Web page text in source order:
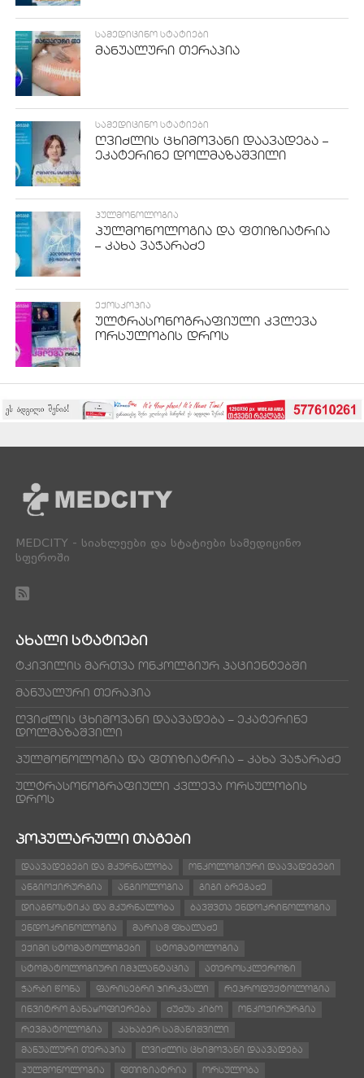
ᲡᲐᲛᲔᲓᲘᲪᲘᲜᲝ ᲡᲢᲐᲢᲘᲔᲑᲘ
მანუალური თერაპია
ᲡᲐᲛᲔᲓᲘᲪᲘᲜᲝ ᲡᲢᲐᲢᲘᲔᲑᲘ
ღვიძლის ცხიმოვანი დაავადება –
ეკატერინე დოლმაზაშვილი
ᲞᲣᲚᲛᲝᲜᲝᲚᲝᲒᲘᲐ
პულმონოლოგია და ფთიზიატრია
– კახა ვაჭარაძე
ᲔᲥᲝᲡᲙᲝᲞᲘᲐ
ულტრასონოგრაფიული კვლევა
ორსულობის დროს
MEDCITY - სიახლეები და სტატიები სამედიცინო
სფეროში
ᲐᲮᲐᲚᲘ ᲡᲢᲐᲢᲘᲔᲑᲘ
ტკივილის მართვა ონკოლგიურ პაციენტებში
მანუალური თერაპია
ღვიძლის ცხიმოვანი დაავადება – ეკატერინე
დოლმაზაშვილი
პულმონოლოგია და ფთიზიატრია – კახა ვაჭარაძე
ულტრასონოგრაფიული კვლევა ორსულობის
დროს
ᲞᲝᲞᲣᲚᲐᲠᲣᲚᲘ ᲗᲐᲒᲔᲑᲘ
ᲓᲐᲐᲕᲐᲓᲔᲑᲔᲑᲘ ᲓᲐ ᲛᲙᲣᲠᲜᲐᲚᲝᲑᲐ ᲝᲜᲙᲝᲚᲝᲒᲘᲣᲠᲘ ᲓᲐᲐᲕᲐᲓᲔᲑᲔᲑᲘ
ᲐᲜᲒᲘᲝᲥᲘᲠᲣᲠᲒᲘᲐ ᲐᲜᲒᲘᲝᲚᲝᲒᲘᲐ ᲒᲘᲒᲘ ᲑᲠᲔᲒᲐᲫᲔ
ᲓᲘᲐᲒᲜᲝᲡᲢᲘᲙᲐ ᲓᲐ ᲛᲙᲣᲠᲜᲐᲚᲝᲑᲐ ᲑᲐᲕᲨᲕᲗᲐ ᲔᲜᲓᲝᲙᲠᲘᲜᲝᲚᲝᲒᲘᲐ
ᲔᲜᲓᲝᲙᲠᲘᲜᲝᲚᲝᲒᲘᲐ ᲛᲐᲠᲘᲐᲛ ᲤᲮᲐᲚᲐᲫᲔ
ᲔᲥᲘᲛᲘ ᲡᲢᲝᲛᲐᲢᲝᲚᲝᲒᲔᲑᲘ ᲡᲢᲝᲛᲐᲢᲝᲚᲝᲒᲘᲐ
ᲡᲢᲝᲛᲐᲢᲝᲚᲝᲒᲘᲣᲠᲘ ᲘᲛᲞᲚᲐᲜᲢᲐᲪᲘᲐ ᲐᲗᲔᲠᲝᲡᲙᲚᲔᲠᲝᲖᲘ
ᲭᲐᲠᲑᲘ ᲬᲝᲜᲐ ᲤᲐᲠᲘᲡᲔᲑᲠᲘ ᲯᲘᲠᲙᲕᲐᲚᲘ ᲠᲔᲞᲠᲝᲓᲣᲥᲢᲝᲚᲝᲒᲘᲐ
ᲘᲜᲕᲘᲢᲠᲝ ᲒᲐᲜᲐᲧᲝᲤᲘᲔᲠᲔᲑᲐ ᲫᲣᲫᲣᲡ ᲙᲘᲑᲝ ᲝᲜᲙᲝᲥᲘᲠᲣᲠᲒᲘᲐ
ᲠᲔᲕᲛᲐᲢᲝᲚᲝᲒᲘᲐ ᲙᲐᲮᲐᲑᲔᲠ ᲡᲐᲛᲐᲜᲘᲨᲕᲘᲚᲘ
ᲛᲐᲜᲣᲐᲚᲣᲠᲘ ᲗᲔᲠᲐᲞᲘᲐ ᲦᲕᲘᲫᲚᲘᲡ ᲪᲮᲘᲛᲝᲕᲐᲜᲘ ᲓᲐᲐᲕᲐᲓᲔᲑᲐ
ᲞᲣᲚᲛᲝᲜᲝᲚᲝᲒᲘᲐ ᲤᲗᲘᲖᲘᲐᲢᲠᲘᲐ ᲝᲠᲡᲣᲚᲝᲑᲐ